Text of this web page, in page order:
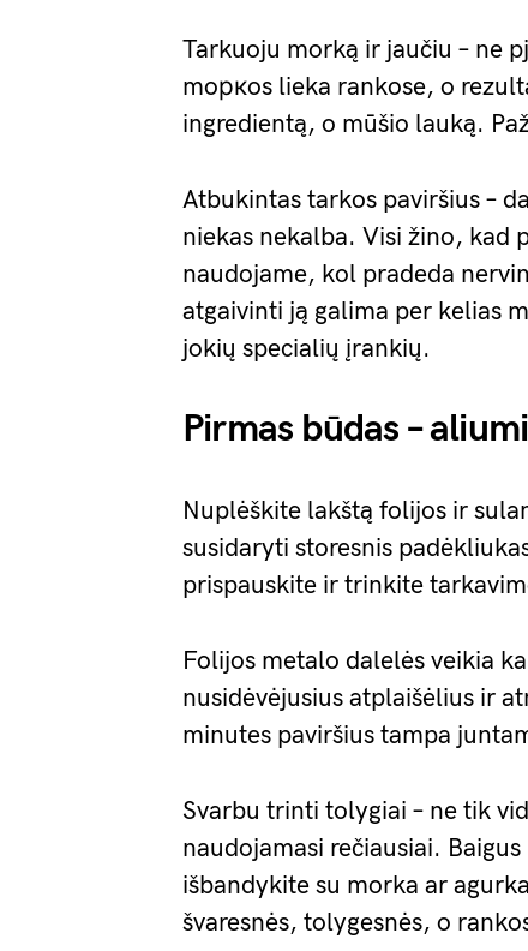
Tarkuoju morką ir jaučiu – ne
moркos lieka rankose, o
ingredientą, o mūšio lauką.
Atbukintas tarkos paviršius –
niekas nekalba. Visi žino, kad
naudojame, kol pradeda
atgaivinti ją galima per kelias
jokių specialių įrankių.
Pirmas būdas –
Nuplėškite lakštą folijos ir
susidaryti storesnis
prispauskite ir trinkite
Folijos metalo dalelės veikia
nusidėvėjusius atplaišėlius ir
minutes paviršius tampa
Svarbu trinti tolygiai – ne tik
naudojamasi rečiausiai.
išbandykite su morka ar
švaresnės, tolygesnės, o